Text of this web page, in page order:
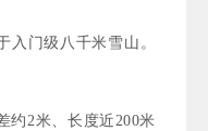
入门级八千米雪山。
约2米、长度近200米